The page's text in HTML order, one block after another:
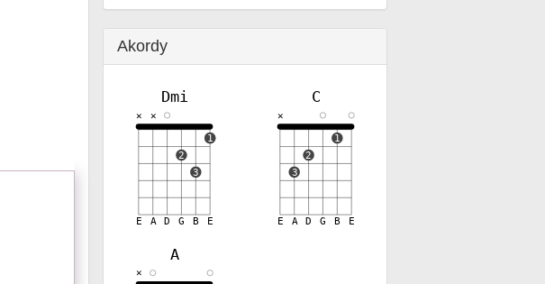
Akordy
Dmi
E A D G B E
✕ ✕
2
3
1
C
E A D G B E
✕
3
2
1
A
✕